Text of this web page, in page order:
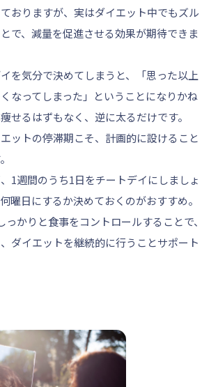
おりますが、実はダイエット中でもズル
で、減量を促進させる効果が期待できま
を気分で決めてしまうと、「思った以上
なってしまった」ということになりかね
せるはずもなく、逆に太るだけです。
ットの停滞期こそ、計画的に設けること
1週間のうち1日をチートデイにしましょ
曜日にするか決めておくのがおすすめ。
っかりと食事をコントロールすることで、
ダイエットを継続的に行うことサポート